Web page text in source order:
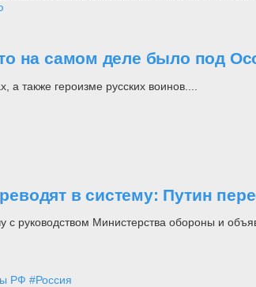
на самом деле было под
также героизме русских воинов....
в систему: Путин
с руководством Министерства обороны и
РФ #Россия